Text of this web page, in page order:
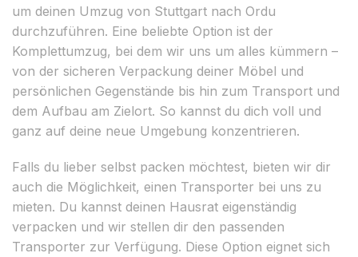
um deinen Umzug von Stuttgart nach Ordu
durchzuführen. Eine beliebte Option ist der
Komplettumzug, bei dem wir uns um alles kümmern –
von der sicheren Verpackung deiner Möbel und
persönlichen Gegenstände bis hin zum Transport und
dem Aufbau am Zielort. So kannst du dich voll und
ganz auf deine neue Umgebung konzentrieren.
Falls du lieber selbst packen möchtest, bieten wir dir
auch die Möglichkeit, einen Transporter bei uns zu
mieten. Du kannst deinen Hausrat eigenständig
verpacken und wir stellen dir den passenden
Transporter zur Verfügung. Diese Option eignet sich